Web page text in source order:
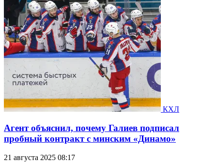
КХЛ
Агент объяснил, почему Галиев подписал
пробный контракт с минским «Динамо»
21 августа 2025 08:17